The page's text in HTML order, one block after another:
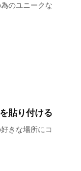
のユニークな
貼り付ける
きな場所にコ